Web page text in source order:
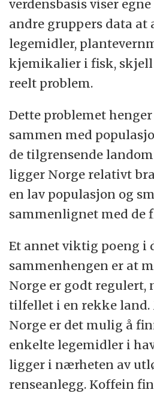
verdensbasis viser
andre gruppers data
legemidler,
kjemikalier i fisk, skjell
reelt problem.
Dette problemet
sammen med
de tilgrensende
ligger Norge relativt
en lav populasjon og
sammenlignet med de
Et annet viktig poeng i
sammenhengen er at
Norge er godt regulert,
tilfellet i en rekke land.
Norge er det mulig å
enkelte legemidler i
ligger i nærheten av
renseanlegg. Koffein